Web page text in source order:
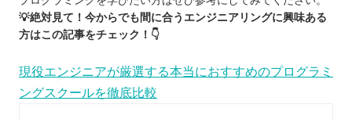
💡絶対見て！今からでも間に合うエンジニアリングに興味ある
方はこの記事をチェック！👇
現役エンジニアが厳選する本当におすすめのプログラミ
ングスクールを徹底比較